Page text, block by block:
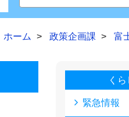
ホーム 政策企画課 富
く
緊急情報